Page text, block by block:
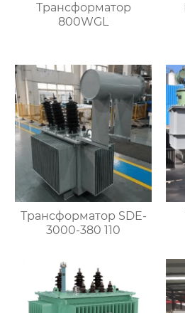
Трансформатор
800WGL
Трансформатор SDE-
3000-380 110